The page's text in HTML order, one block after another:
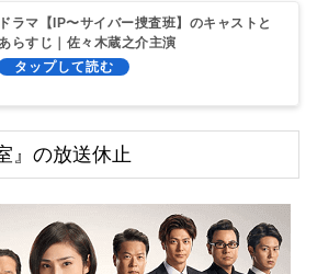
ドラマ【IP〜サイバー捜査班】のキャストと
あらすじ｜佐々木蔵之介主演
』の放送休止